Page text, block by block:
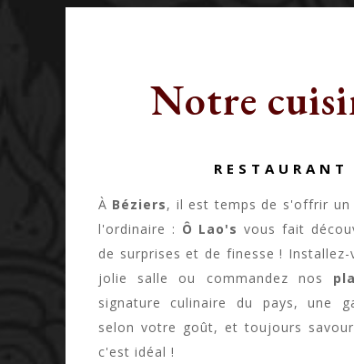
Notre
À Béziers, il est temps de s'offrir un
l'ordinaire : Ô Lao's vous fait
de surprises et de finesse !
jolie salle ou commandez nos
signature culinaire du pays, une
selon votre goût, et toujours
c'est idéal !